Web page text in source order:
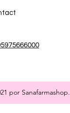
por Sanafarmashop.